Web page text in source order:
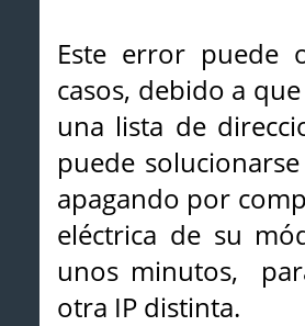
Este error puede
casos, debido a
una lista de
puede
apagando por
eléctrica de su
unos minutos,
otra IP distinta.